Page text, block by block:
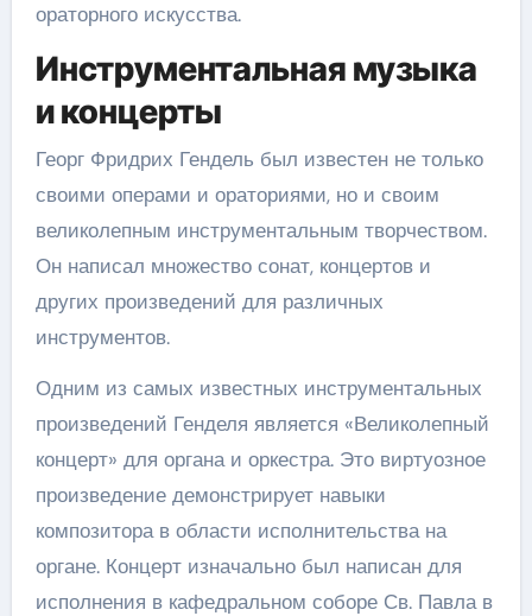
ораторного искусства.
Инструментальная музыка
и концерты
Георг Фридрих Гендель был известен не только
своими операми и ораториями, но и своим
великолепным инструментальным творчеством.
Он написал множество сонат, концертов и
других произведений для различных
инструментов.
Одним из самых известных инструментальных
произведений Генделя является «Великолепный
концерт» для органа и оркестра. Это виртуозное
произведение демонстрирует навыки
композитора в области исполнительства на
органе. Концерт изначально был написан для
исполнения в кафедральном соборе Св. Павла в